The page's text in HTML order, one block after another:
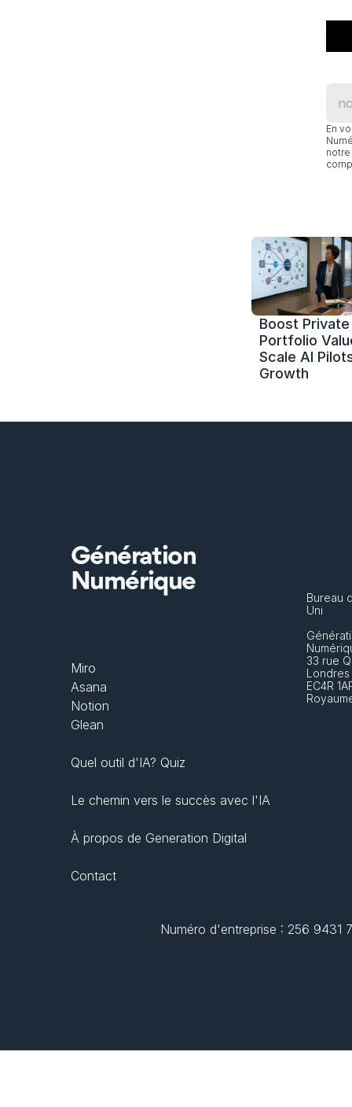
En
Boost
Portfolio
Scale AI
Growth
Génération
Numérique
Miro
Asana
Notion
Glean
Quel outil d'IA? Quiz
Le chemin vers le succès avec l'IA
À propos de Generation Digital
Contact
Bureau
Uni
33 rue
Londres
EC4R
Numéro d'entreprise : 256